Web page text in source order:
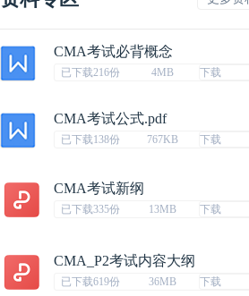
CMA考试必背概念
已下载216份 4MB 下载
CMA考试公式.pdf
已下载138份 767KB 下载
CMA考试新纲
已下载335份 13MB 下载
CMA_P2考试内容大纲
已下载619份 36MB 下载